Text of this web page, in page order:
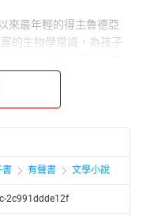
來最年輕的得主魯德亞
的生物學常識，為孩子
作者所描繪的世界生動
但藉由平易近人的故事
揮得淋漓盡致，同時也
的經典作品。多才多藝
格細緻的插畫，來呈現
能藉由圖像、圖說及琅
書 有聲書 文學小說
2c991ddde12f